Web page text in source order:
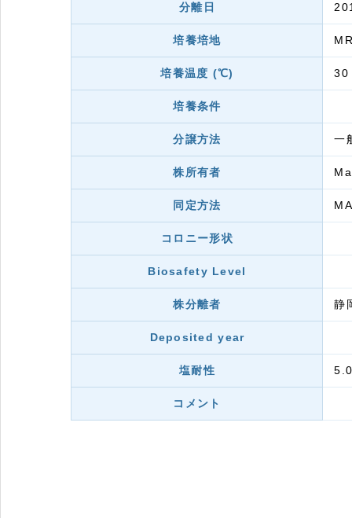
分離日
培養培地
培養温度 (℃) 30
培養条件
分譲方法 一
株所有者
同定方法
コロニー形状
Biosafety Level
株分離者 静
Deposited year
塩耐性
コメント